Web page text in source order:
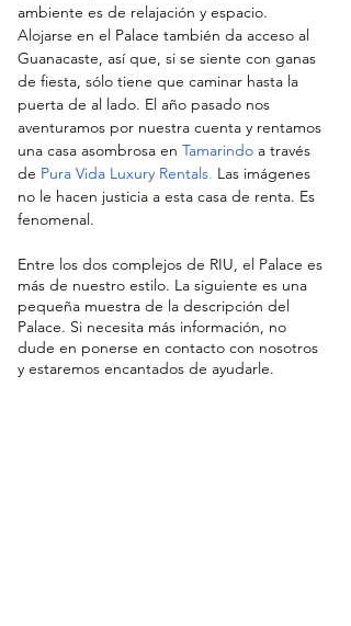
ambiente es de relajación y espacio.
Alojarse en el Palace también da acceso al
Guanacaste, así que, si se siente con ganas
de fiesta, sólo tiene que caminar hasta la
puerta de al lado. El año pasado nos
aventuramos por nuestra cuenta y rentamos
una casa asombrosa en Tamarindo a través
de Pura Vida Luxury Rentals. Las imágenes
no le hacen justicia a esta casa de renta. Es
fenomenal.
Entre los dos complejos de RIU, el Palace es
más de nuestro estilo. La siguiente es una
pequeña muestra de la descripción del
Palace. Si necesita más información, no
dude en ponerse en contacto con nosotros
y estaremos encantados de ayudarle.